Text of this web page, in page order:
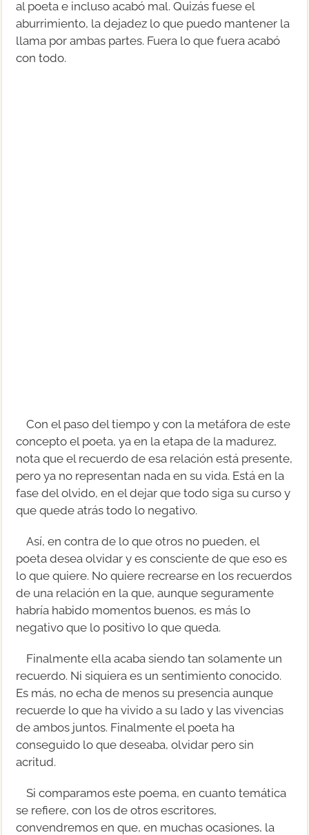
al poeta e incluso acabó mal. Quizás fuese el
aburrimiento, la dejadez lo que puedo mantener la
llama por ambas partes. Fuera lo que fuera acabó
con todo.
Con el paso del tiempo y con la metáfora de este
concepto el poeta, ya en la etapa de la madurez,
nota que el recuerdo de esa relación está presente,
pero ya no representan nada en su vida. Está en la
fase del olvido, en el dejar que todo siga su curso y
que quede atrás todo lo negativo.
Así, en contra de lo que otros no pueden, el
poeta desea olvidar y es consciente de que eso es
lo que quiere. No quiere recrearse en los recuerdos
de una relación en la que, aunque seguramente
habría habido momentos buenos, es más lo
negativo que lo positivo lo que queda.
Finalmente ella acaba siendo tan solamente un
recuerdo. Ni siquiera es un sentimiento conocido.
Es más, no echa de menos su presencia aunque
recuerde lo que ha vivido a su lado y las vivencias
de ambos juntos. Finalmente el poeta ha
conseguido lo que deseaba, olvidar pero sin
acritud.
Si comparamos este poema, en cuanto temática
se refiere, con los de otros escritores,
convendremos en que, en muchas ocasiones, la